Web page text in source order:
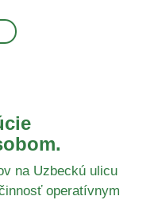
na Uzbeckú ulicu
operatívnym